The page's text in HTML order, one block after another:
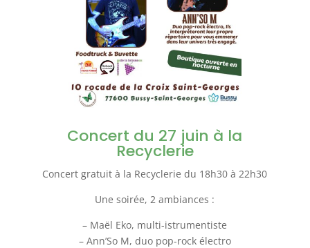
Concert du 27 juin à la
Recyclerie
Concert gratuit à la Recyclerie du 18h30 à 22h30
Une soirée, 2 ambiances :
– Maël Eko, multi-istrumentiste
– Ann’So M, duo pop-rock électro